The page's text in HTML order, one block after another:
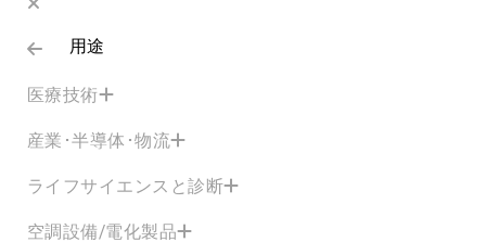
用途
医療技術
産業･半導体･物流
ライフサイエンスと診断
空調設備/電化製品